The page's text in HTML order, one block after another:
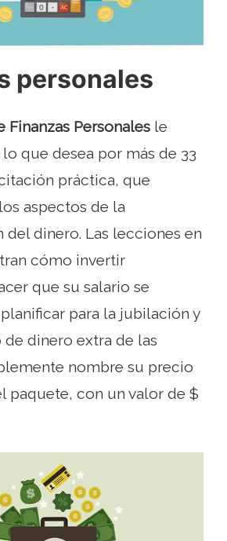
personales
Finanzas Personales le
que desea por más de 33
práctica, que
aspectos de la
del dinero. Las lecciones en
cómo invertir
que su salario se
para la jubilación y
dinero extra de las
nombre su precio
paquete, con un valor de $